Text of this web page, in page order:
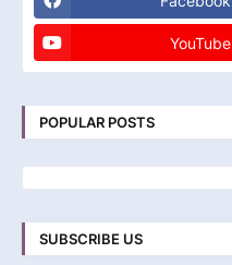
YouTube
POPULAR POSTS
SUBSCRIBE US